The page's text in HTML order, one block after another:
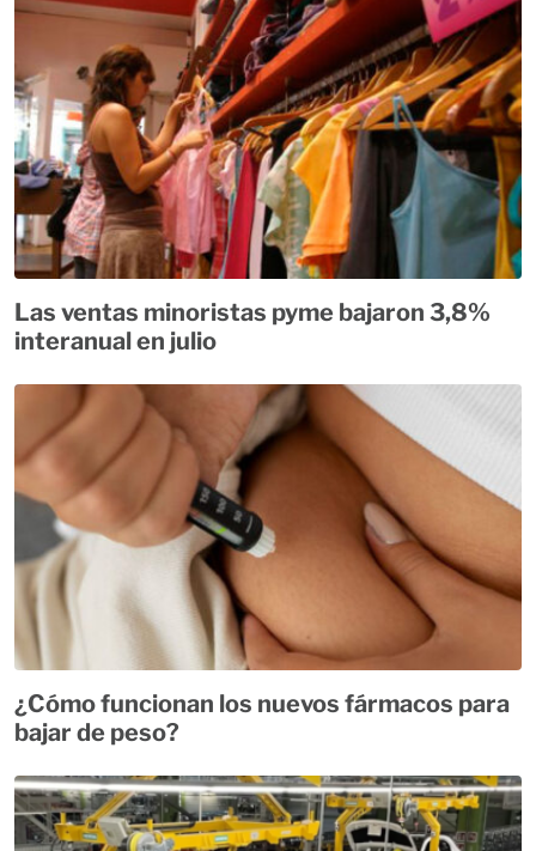
Las ventas minoristas pyme bajaron 3,8%
interanual en julio
¿Cómo funcionan los nuevos fármacos para
bajar de peso?